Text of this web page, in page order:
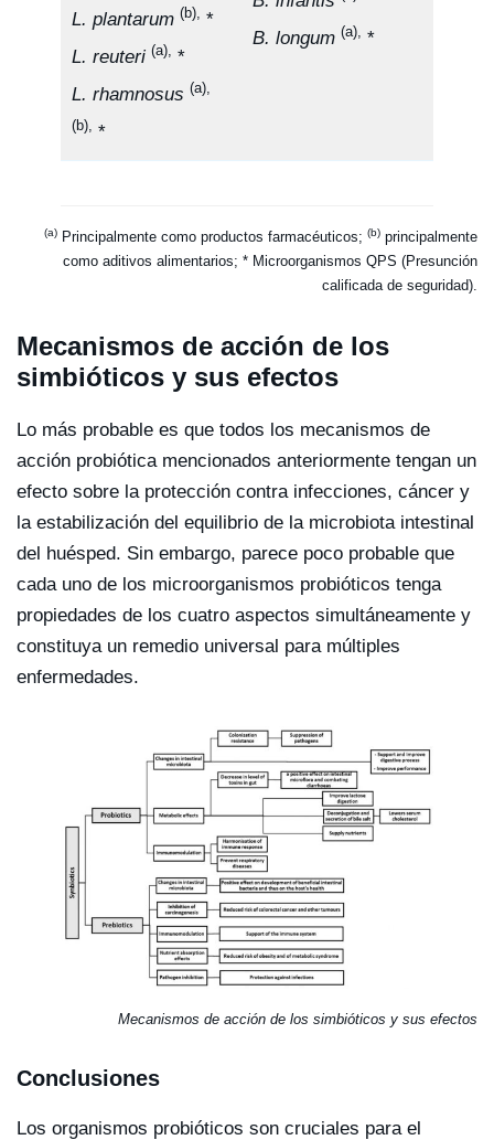
L. plantarum (b), *
L. reuteri (a), *
L. rhamnosus (a),
(b), *
B. longum (a), *
(a) Principalmente como productos farmacéuticos; (b) principalmente
como aditivos alimentarios; * Microorganismos QPS (Presunción
calificada de seguridad).
Mecanismos de acción de los
simbióticos y sus efectos
Lo más probable es que todos los mecanismos de
acción probiótica mencionados anteriormente tengan un
efecto sobre la protección contra infecciones, cáncer y
la estabilización del equilibrio de la microbiota intestinal
del huésped. Sin embargo, parece poco probable que
cada uno de los microorganismos probióticos tenga
propiedades de los cuatro aspectos simultáneamente y
constituya un remedio universal para múltiples
enfermedades.
Mecanismos de acción de los simbióticos y sus efectos
Conclusiones
Los organismos probióticos son cruciales para el